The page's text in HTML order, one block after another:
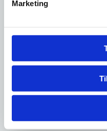
Marketing
får Sandras opgaver i
direktionen oven
Ledelsessekretariatet.
lokationer: Aabenraa,